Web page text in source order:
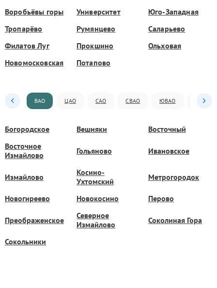
Воробьёвы горы
Университет
Юго-Западная
Тропарёво
Румянцево
Саларьево
Филатов Луг
Прокшино
Ольховая
Новомосковская
Потапово
ВАО ЦАО САО СВАО ЮВАО ЮАО
Богородское Вешняки
Восточный
Восточное
Измайлово
Гольяново Ивановское
Измайлово
Косино-
Ухтомский
Метрогородок
Новогиреево Новокосино Перово
Преображенское
Северное
Измайлово
Соколиная Гора
Сокольники